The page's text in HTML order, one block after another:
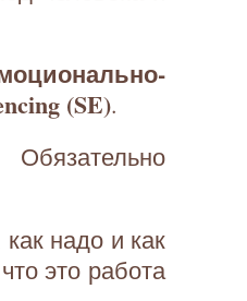
(SE).
надо и как
это работа